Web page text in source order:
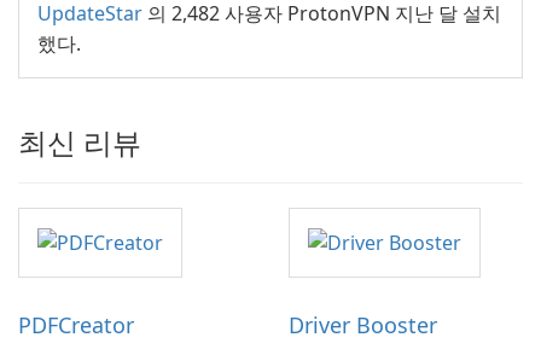
UpdateStar 의 2,482 사용자 ProtonVPN 지난 달 설치
했다.
최신 리뷰
PDFCreator Driver Booster